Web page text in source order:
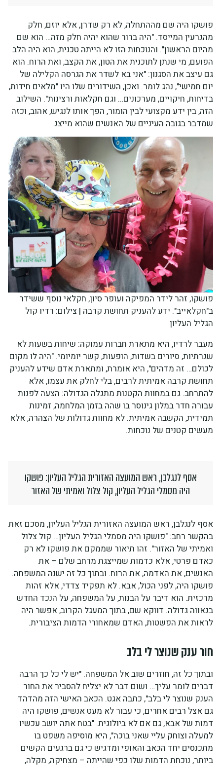
פושקו היה שם מההתחלה, לא רק שדרן, אלא יוזם, חלק
מהגרעין המייסד. "היה ברור שהוא יהיה חלק מזה… הוא שם
מהיום הראשון". והנוכחות הזו לא הייתה טכנית, הוא היה הלב
הפועם, מי שנתן לתוכנית את הטון, את הקצב, ואת הרוח. הוא
גם עיצב את הסגנון: "אני בא לשדר את הגרסה הקלילה של
יום חמישי", נהג לומר. ואכן, השידורים שלו היו "מלאים חידות,
בדיחות, חיקויים, מערכונים… וגם חקלאות ורצינות". השילוב
הזה, בין ידע מקצועי לבין הומור, הפך אותו לנגיש, אהוב, וכזה
שמדבר בגובה העיניים של האנשים שהוא מייצג.
פושקו, זהר לידר המפיקה ועופר סיון, חקלאי נוסף ששידר
ב"חקלאייב". ידע להעניק תחושת קרבה | צילום: רדיו קול
הגליל העליון
מעבר לרדיו, היא מתארת חברות עמוקה: שיחות בשעות לא
שגרתיות, סיורים בשדות, הופעות, קשר יומיומי. "היה לו מקום
לכולם… זה מדהים", היא אומרת, ומתארת אדם שידע להעניק
תחושת קרבה אמיתית לרבים, בלי לחלק את עצמו, אלא
להתרחב. גם במחוות הקטנות מתגלה הגדולה: הצעה לפנות
עבורה חדר במלון גינוסר בו שהה בזמן המלחמה, זמינות
תמידית, הקשבה אמיתית. לא מחוות גדולות של הצהרה, אלא
מעשים קטנים של נוכחות.
אסף לנגלבן, ראש המועצה האזורית הגליל העליון: פושקו
היה מסמלי הגליל העליון, קול צלול ואמיתי של האזור
אסף לנגלבן, ראש המועצה האזורית הגליל העליון, מסכם זאת
בהקשר רחב: "פושקו היה מסמלי הגליל העליון… קול צלול
ואמיתי של האזור". זהו תיאור שממקם את פושקו לא רק
כאדם פרטי, אלא כדמות שמייצגת מרחב שלם – את
האנשים, את האדמה, את הרוח. ובתוך כל זה ישנה המשפחה.
פושקו היה, לפני הכול, אבא. לא תפקיד צדדי, אלא זהות
מרכזית. הוא דיבר על הבנות, על המשפחה, על הנכד החדש
בגאווה גדולה. דווקא שם, בתוך המעגל הקרוב, אפשר היה
לראות את הפשטות, האדם שמאחורי הדמות הציבורית.
חור ענק שנוצר לי בלב
ובתוך כל זה, חוזרים שוב אל המשפחה. "יש לי כל כך הרבה
דברים לומר עליך… ושום דבר לא יצליח להסביר את החור
הענק שנוצר לי בלב", כתבה אגט. הכאב האישי הזה מהדהד
גם אצל רבים אחרים, כי עבור לא מעט אנשים, פושקו היה
דמות של אבא, גם אם לא ביולוגית. "בטח אתה יושב עכשיו
למעלה וצוחק עליי שאני בוכה", היא מוסיפה משפט בו
מתכנסים יחד הכאב והאופי ומדגיש כי גם ברגעים הקשים
ביותר, נוכחת הדמות שלו כפי שהייתה – מצחיקה, מקלה,